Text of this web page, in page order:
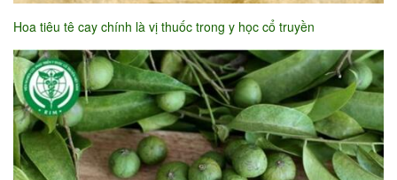
Hoa tiêu tê cay chính là vị thuốc trong y học cổ truyền